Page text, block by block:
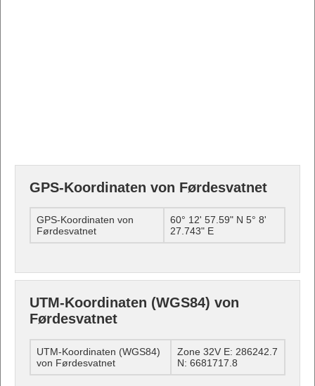
GPS-Koordinaten von Førdesvatnet
GPS-Koordinaten von
Førdesvatnet
60° 12' 57.59" N 5° 8'
27.743" E
UTM-Koordinaten (WGS84) von
Førdesvatnet
UTM-Koordinaten (WGS84)
von Førdesvatnet
Zone 32V E: 286242.7
N: 6681717.8